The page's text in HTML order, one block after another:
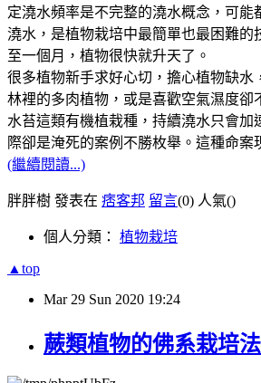
定澆水頻率是不完整的澆水概念，可能
澆水，是植物栽培中最簡單也最困難
至一個月，植物很快就升天了。
很多植物新手求好心切，擔心植物缺
林裡的多肉植物，或是喜歡空氣濕度
水苔這類有機植栽種，持續澆水只會
際卻是淹死的案例不勝枚舉。這種命
(繼續閱讀...)
胖胖樹 發表在 痞客邦 留言(0) 人氣()
個人分類： 植物栽培
▲top
Mar 29 Sun 2020 19:24
蕨類植物的佛系栽培法